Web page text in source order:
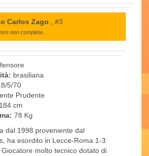
Carlos Zago , #3
non complete...
brasiliana
5/70
Prudente
184 cm
78 Kg
dal 1998 proveniente dal
ha esordito in Lecce-Roma 1-3
Giocatore molto tecnico dotato di